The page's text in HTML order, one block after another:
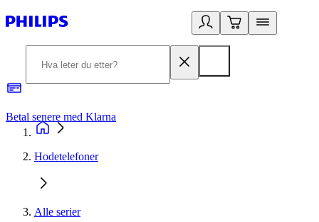
Betal senere med Klarna
Hodetelefoner
Alle serier